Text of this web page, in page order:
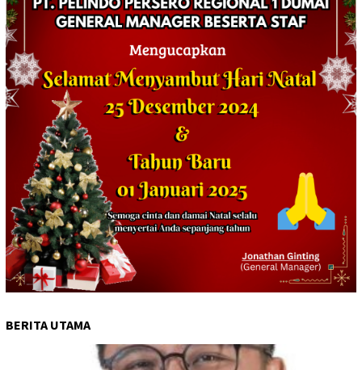
BERITA UTAMA